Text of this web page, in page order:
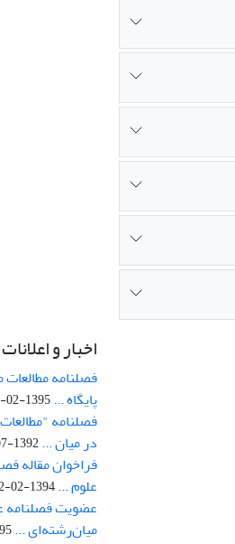
اخبار و اعلانات
فصلنامه
پایگاه ...1395-02-05
فصلنامه
در میان ...1392-07-02
فراخوان مقاله
علوم ...1394-02-22
عضویت فصلنامه
میان‌رشته‌ای ...29